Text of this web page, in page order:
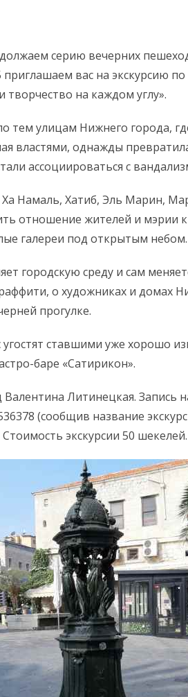
серию вечерних
приглашаем вас на экскурсию
на каждом углу».
тем улицам Нижнего города,
властями, однажды
ассоциироваться с
Ха Намаль, Хатиб, Эль Марин,
отношение жителей и мэрии
галереи под открытым небом.
городскую среду и сам
о художниках и домах
прогулке.
угостят ставшими уже хорошо
баре «Сатирикон».
Литинецкая. Запись
(сообщив название
Стоимость экскурсии 50